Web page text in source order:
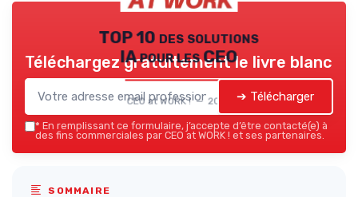
TOP 10 des solutions
IA pour les CEO
CEO at WORK ! — 2026
Téléchargez gratuitement le livre blanc
➔ Télécharger
* En remplissant ce formulaire, j’accepte d’être contacté(e) à
des fins commerciales par CEO at WORK ! et ses partenaires.
SOMMAIRE